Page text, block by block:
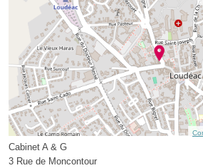
Cabinet A & G
3 Rue de Moncontour